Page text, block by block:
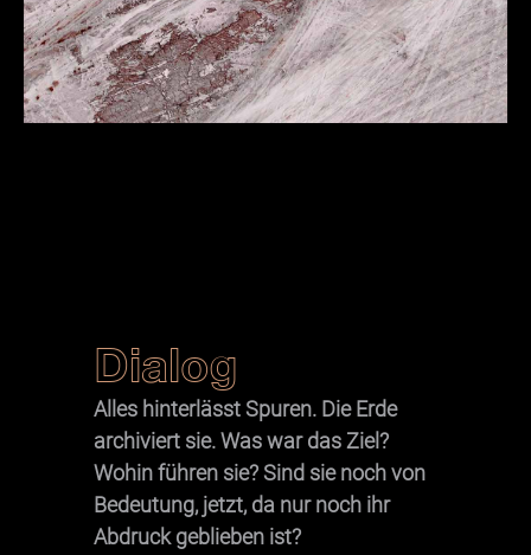
Dialog
Alles hinterlässt Spuren. Die Erde
archiviert sie. Was war das Ziel?
Wohin führen sie? Sind sie noch von
Bedeutung, jetzt, da nur noch ihr
Abdruck geblieben ist?